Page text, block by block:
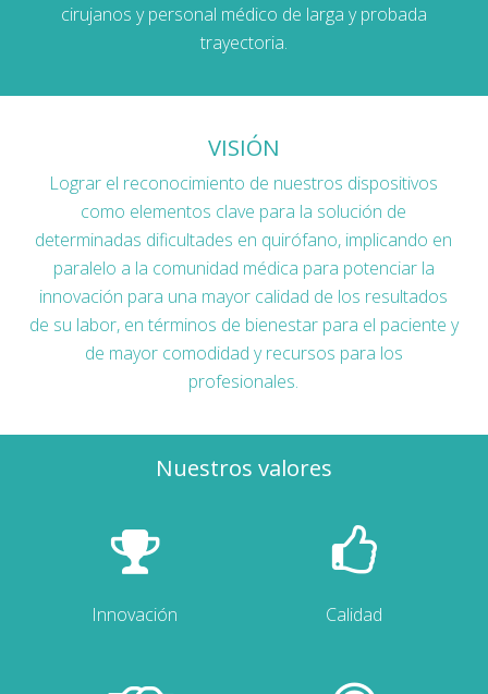
cirujanos y personal médico de larga y probada
trayectoria.
VISIÓN
Lograr el reconocimiento de nuestros dispositivos
como elementos clave para la solución de
determinadas dificultades en quirófano, implicando en
paralelo a la comunidad médica para potenciar la
innovación para una mayor calidad de los resultados
de su labor, en términos de bienestar para el paciente y
de mayor comodidad y recursos para los
profesionales.
Nuestros valores
Innovación Calidad